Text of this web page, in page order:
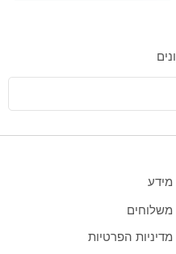
מידע
משלוחים
מדיניות הפרטיות